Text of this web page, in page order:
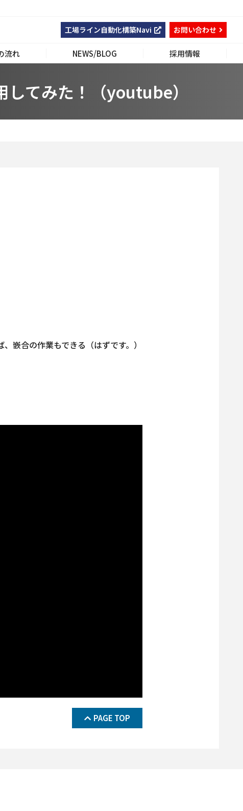
工場ライン自動化構築Navi お問い合わせ
流れ NEWS/BLOG 採用情報
てみた！（youtube）
嵌合の作業もできる（はずです。）
PAGE TOP